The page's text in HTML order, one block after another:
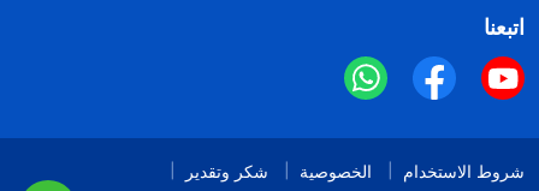
اتبعنا
شروط الاستخدام الخصوصية
شكر وتقدير